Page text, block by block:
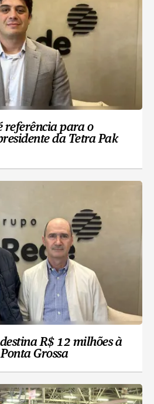
referência para o
da Tetra Pak
R$ 12 milhões à
Grossa